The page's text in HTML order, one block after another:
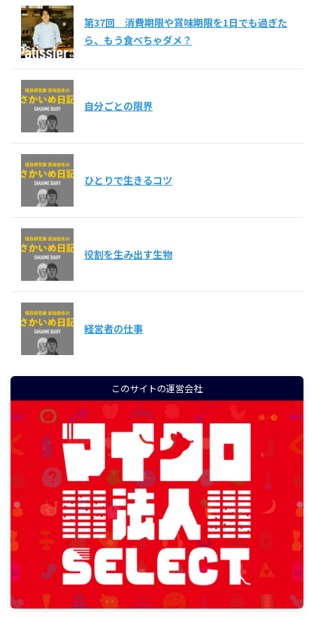
第37回 消費期限や賞味期限を1日でも過ぎた
ら、もう食べちゃダメ？
自分ごとの限界
ひとりで生きるコツ
役割を生み出す生物
経営者の仕事
このサイトの運営会社